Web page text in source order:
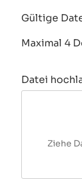
Gültige
Maximal 4
Datei
Ziehe